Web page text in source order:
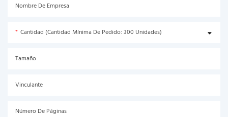
Nombre De Empresa
Cantidad (Cantidad Mínima De Pedido: 300 Unidades)
Tamaño
Vinculante
Número De Páginas